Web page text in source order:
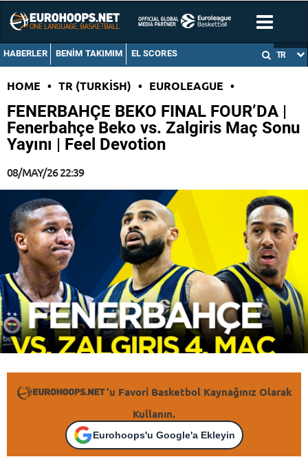
HABERLER BENIM TAKIMIM EL SCORES TR
HOME • TR (TURKISH) • EUROLEAGUE •
FENERBAHÇE BEKO FINAL FOUR’DA |
Fenerbahçe Beko vs. Zalgiris Maç Sonu
Yayını | Feel Devotion
08/MAY/26 22:39
'u Favori Basketbol Kaynağınız Olarak
Kullanın.
Eurohoops'u Google'a Ekleyin